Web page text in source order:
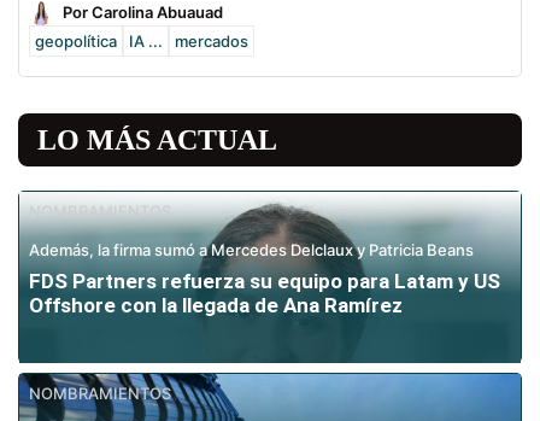
Por Carolina Abuauad
geopolítica
IA ... mercados
LO MÁS ACTUAL
NOMBRAMIENTOS
Además, la firma sumó a Mercedes Delclaux y Patricia Beans
FDS Partners refuerza su equipo para Latam y US
Offshore con la llegada de Ana Ramírez
NOMBRAMIENTOS